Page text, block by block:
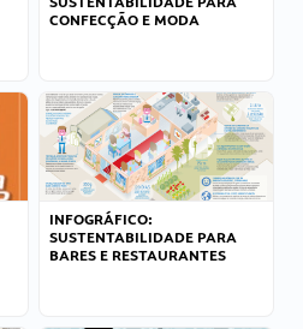
CONFECÇÃO E MODA
INFOGRÁFICO:
SUSTENTABILIDADE PARA
BARES E RESTAURANTES